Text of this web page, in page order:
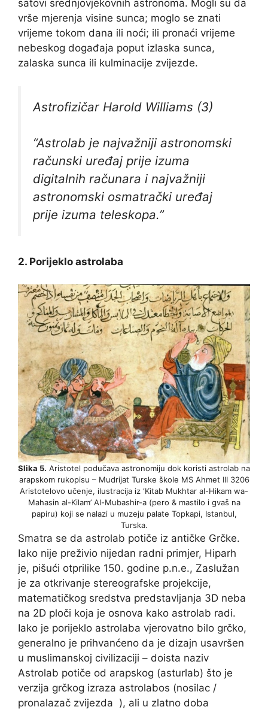
satovi srednjovjekovnih astronoma. Mogli su da
vrše mjerenja visine sunca; moglo se znati
vrijeme tokom dana ili noći; ili pronaći vrijeme
nebeskog događaja poput izlaska sunca,
zalaska sunca ili kulminacije zvijezde.
Astrofizičar Harold Williams (3)
“Astrolab je najvažniji astronomski
računski uređaj prije izuma
digitalnih računara i najvažniji
astronomski osmatrački uređaj
prije izuma teleskopa.”
2. Porijeklo astrolaba
Slika 5. Aristotel podučava astronomiju dok koristi astrolab na
arapskom rukopisu – Mudrijat Turske škole MS Ahmet III 3206
Aristotelovo učenje, ilustracija iz ‘Kitab Mukhtar al-Hikam wa-
Mahasin al-Kilam’ Al-Mubashir-a (pero & mastilo i gvaš na
papiru) koji se nalazi u muzeju palate Topkapi, Istanbul,
Turska.
Smatra se da astrolab potiče iz antičke Grčke.
Iako nije preživio nijedan radni primjer, Hiparh
je, pišući otprilike 150. godine p.n.e., Zaslužan
je za otkrivanje stereografske projekcije,
matematičkog sredstva predstavljanja 3D neba
na 2D ploči koja je osnova kako astrolab radi.
Iako je porijeklo astrolaba vjerovatno bilo grčko,
generalno je prihvanćeno da je dizajn usavršen
u muslimanskoj civilizaciji – doista naziv
Astrolab potiče od arapskog (asturlab) što je
verzija grčkog izraza astrolabos (nosilac /
pronalazač zvijezda ), ali u zlatno doba